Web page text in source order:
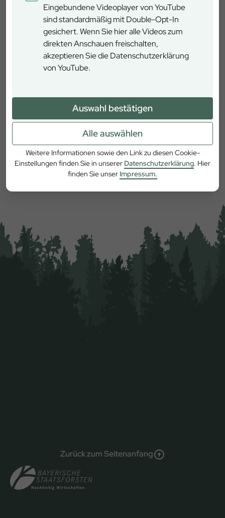
Eingebundene Videoplayer von YouTube
sind standardmäßig mit Double-Opt-In
gesichert. Wenn Sie hier alle Videos zum
direkten Anschauen freischalten,
akzeptieren Sie die Datenschutzerklärung
von YouTube.
Auswahl bestätigen
Alle auswählen
Weitere Informationen sowie den Link zu diesen Cookie-
Einstellungen finden Sie in unserer Datenschutzerklärung. Hier
finden Sie unser Impressum.
Gemeinsam mit Rettungskräften üben Forstwirte am
Forstbetrieb Wasserburg den Ernstfall einer verunfallten Person
weitab von zugänglichen Wegen: Foto: BaySF
Wasserburg
Salzburger Straße 14, 83512 Wasserburg
Mehr erfahren
Zurück zum Seitenanfang